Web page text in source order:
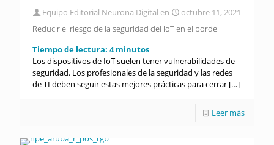
Equipo Editorial Neurona Digital en
octubre 11, 2021
Reducir el riesgo de la seguridad del IoT en el borde
Tiempo de lectura: 4 minutos
Los dispositivos de IoT suelen tener vulnerabilidades de
seguridad. Los profesionales de la seguridad y las redes
de TI deben seguir estas mejores prácticas para cerrar […]
Leer más